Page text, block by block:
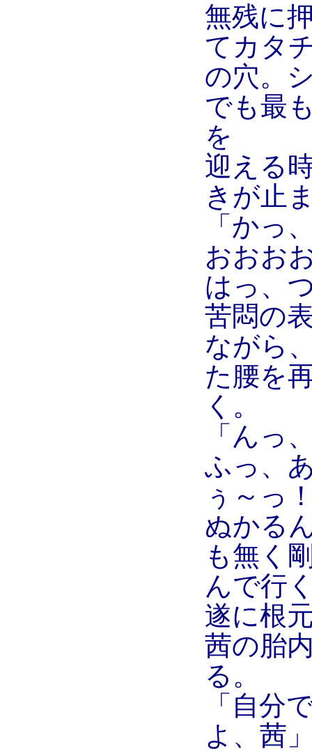
無残に
てカタ
の穴。
でも最
を
迎える
きが止
「かっ
おおお
はっ、
苦悶の
ながら
た腰を
く。
「んっ
ふっ、
ぅ～っ
ぬかる
も無く
んで行
遂に根
茜の胎
る。
「自分
よ、茜